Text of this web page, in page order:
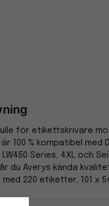
för etikettskrivare
100 % kompatibel med
LW450 Series, 4XL och
du Averys kända
220 etiketter, 101 x